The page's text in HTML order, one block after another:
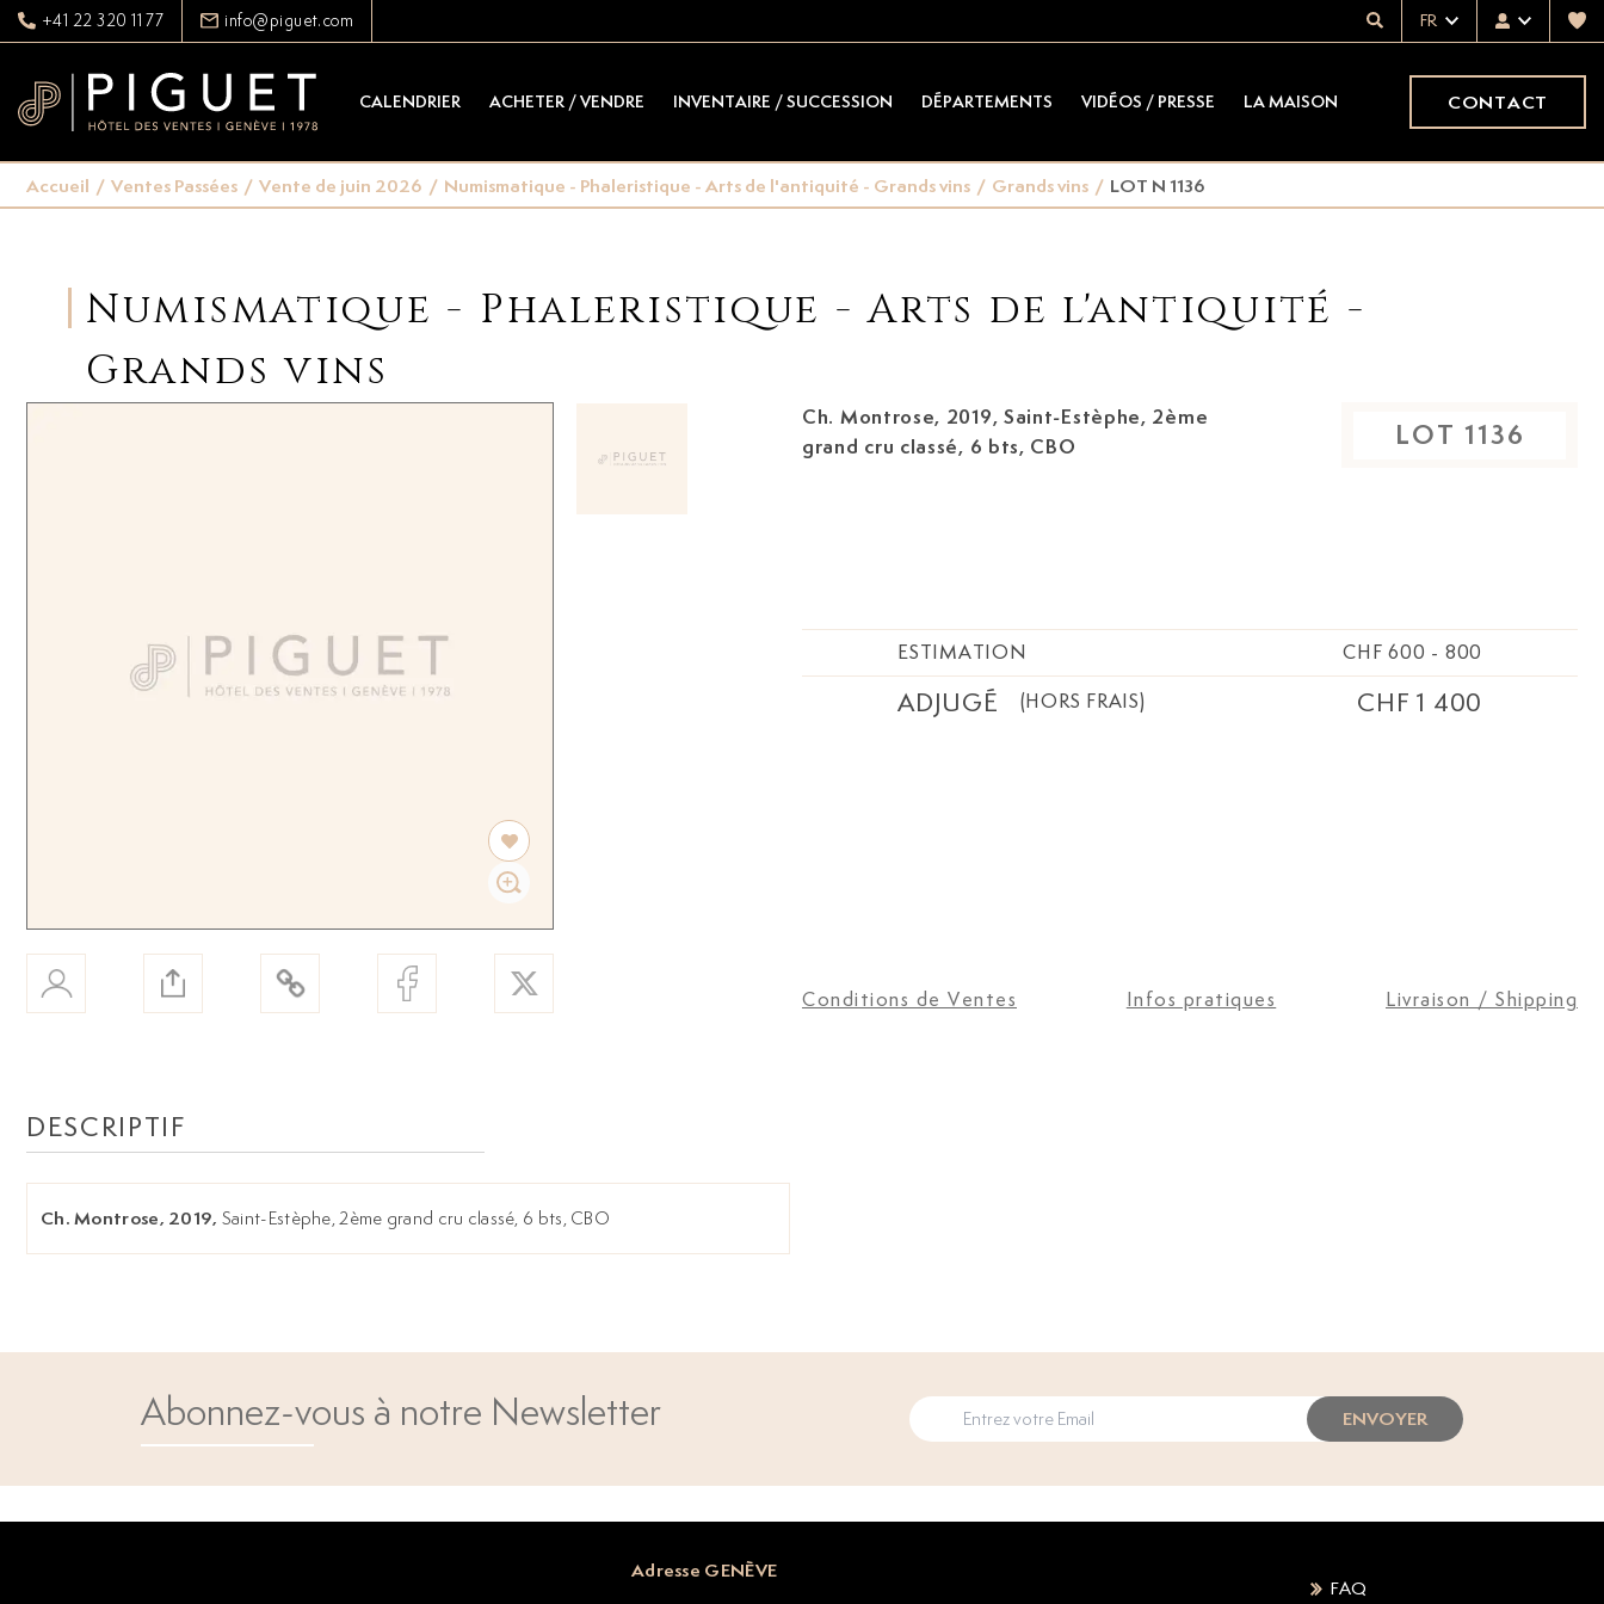
+41 22 320 11 77 info@piguet.com FR
CALENDRIER ACHETER / VENDRE INVENTAIRE / SUCCESSION DÉPARTEMENTS VIDÉOS / PRESSE LA MAISON CONTACT
Accueil / Ventes Passées / Vente de juin 2026 / Numismatique - Phaleristique - Arts de l'antiquité - Grands vins / Grands vins / LOT N 1136
Numismatique - Phaleristique - Arts de l'antiquité -
Grands vins
Ch. Montrose, 2019,
grand cru classé, 6 bts, CBO
LOT 1136
ESTIMATION CHF 600 - 800
ADJUGÉ (HORS FRAIS) CHF 1 400
Conditions de Ventes Infos pratiques Livraison / Shipping
DESCRIPTIF
Ch. Montrose, 2019, Saint-Estèphe, 2ème grand cru classé, 6 bts, CBO
Abonnez-vous à notre Newsletter ENVOYER
Adresse GENÈVE
FAQ